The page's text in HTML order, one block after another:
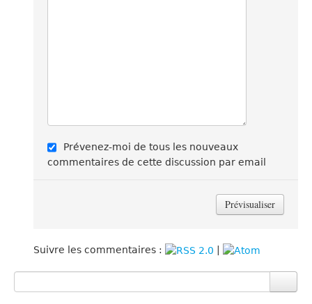
Prévenez-moi de tous les nouveaux
commentaires de cette discussion par email
Suivre les commentaires : |